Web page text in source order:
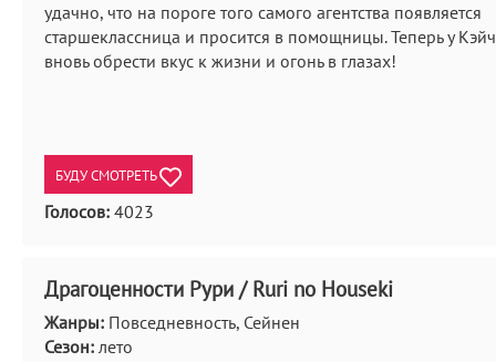
удачно, что на пороге того самого агентства появляется
старшеклассница и просится в помощницы. Теперь у
вновь обрести вкус к жизни и огонь в глазах!
БУДУ СМОТРЕТЬ
Голосов: 4023
Драгоценности Рури / Ruri no Houseki
Жанры: Повседневность, Сейнен
Сезон: лето